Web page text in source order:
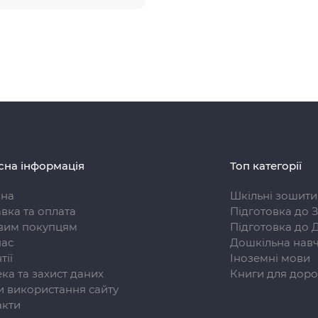
інформація
та оплата
покупцям
та захист даних
використання сайту
Топ категорії
Шкільні
Підготовка до
Підготовка до
Дошкільна
Іноземні мови
Книги для